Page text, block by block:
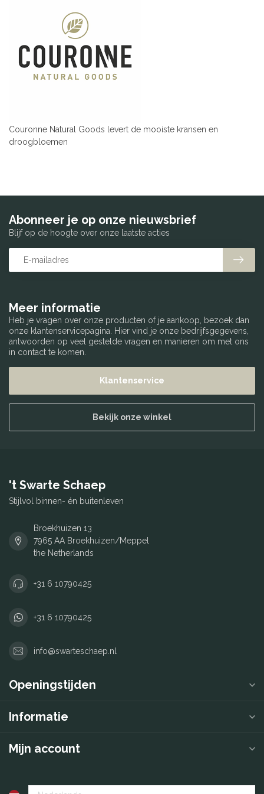
Couronne Natural Goods levert de mooiste kransen en
droogbloemen
Meer informatie
Heb je vragen over onze producten of je aankoop, bezoek dan
onze klantenservicepagina. Hier vind je onze bedrijfsgegevens,
antwoorden op veel gestelde vragen en manieren om met ons
in contact te komen.
Klantenservice
Bekijk onze winkel
Abonneer je op onze nieuwsbrief
Blijf op de hoogte over onze laatste acties
't Swarte Schaep
Stijlvol binnen- én buitenleven
Broekhuizen 13
7965 AA Broekhuizen/Meppel
the Netherlands
+31 6 10790425
+31 6 10790425
info@swarteschaep.nl
Openingstijden
Informatie
Mijn account